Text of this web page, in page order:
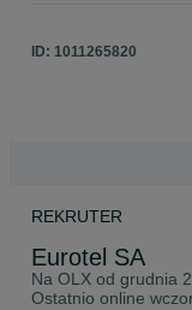
ID: 1011265820
REKRUTER
Eurotel SA
Na OLX od grudnia
Ostatnio online